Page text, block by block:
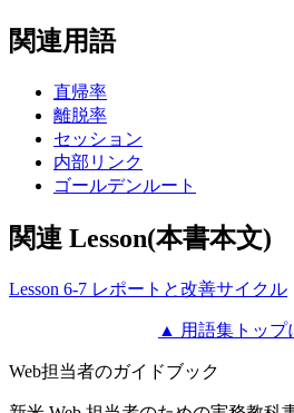
関連用語
直帰率
離脱率
セッション
内部リンク
ゴールデンルート
関連 Lesson(本書本文)
Lesson 6-7 レポートと改善サイクル
▲ 用語集トップ
Web担当者のガイドブック